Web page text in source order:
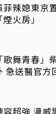
菲辣媳東京
「煙火房」
「歌舞青春」
急送醫官方
容超強 漫威